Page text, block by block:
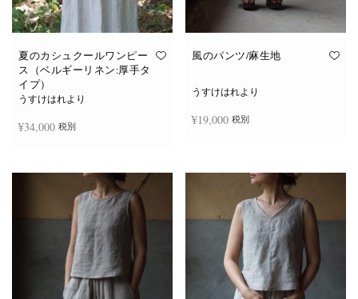
夏のカシュクールワンピー
ス（ベルギーリネン:厚手タ
イプ）
うすけはれより
¥34,000 税別
風のパンツ/麻生地
うすけはれより
¥19,000 税別